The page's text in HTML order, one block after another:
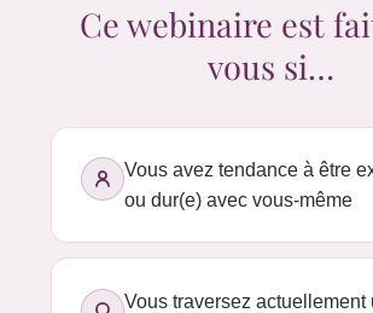
Ce webinaire est
vous si…
Vous avez tendance à être
ou dur(e) avec vous-même
Vous traversez actuellement